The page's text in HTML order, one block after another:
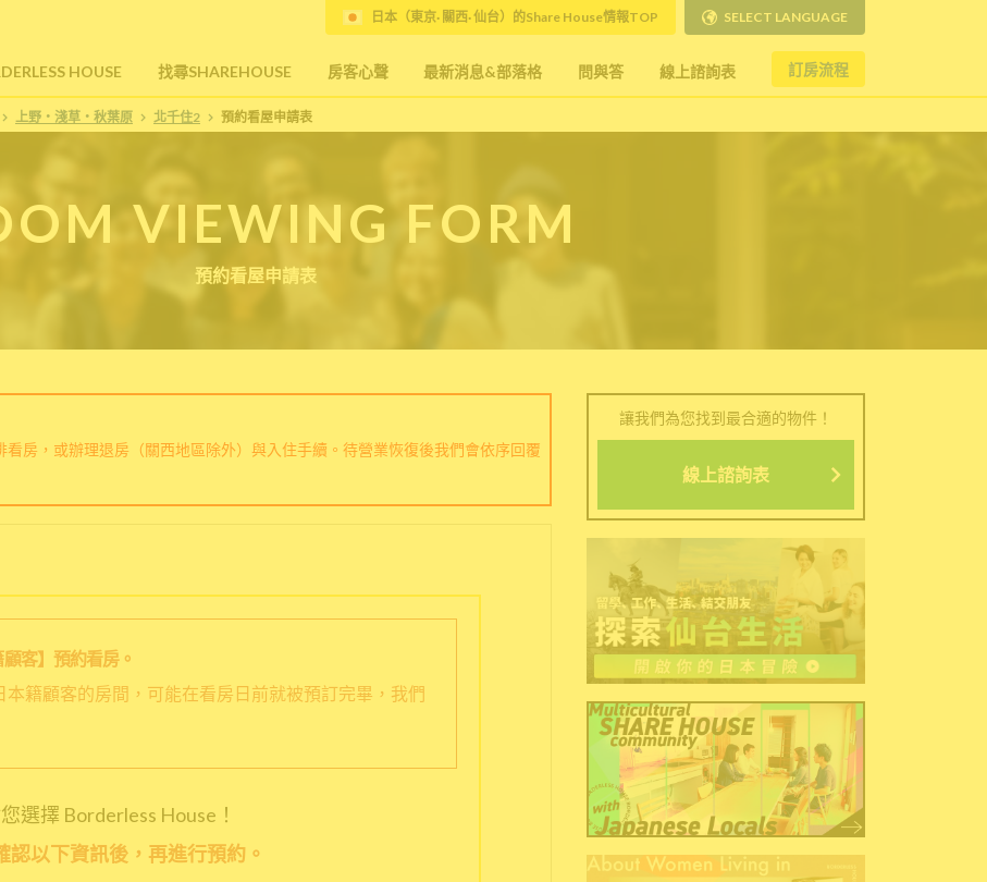
HOUSE 找尋SHAREHOUSE 房客心聲 最新消息&部落格 問與答 線上諮詢表 訂房流程
日本（東京· 關西· 仙台）的Share House情報TOP SELECT LANGUAGE
上野・淺草・秋葉原 北千住2 預約看屋申請表
VIEWING FORM
預約看屋申請表
房，或辦理退房（關西地區除外）與入住手續。待營業恢復後我們會依序回覆
客】預約看房。
籍顧客的房間，可能在看房日前就被預訂完畢，我們
選擇 Borderless House！
認以下資訊後，再進行預約。
讓我們為您找到最合適的物件！
線上諮詢表